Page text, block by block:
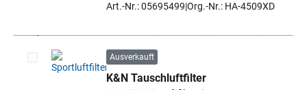
Art.-Nr.: 05695499 Org.-Nr.: HA-4509XD
Artikel auswählen
Ausverkauft
K&N Tauschluftfilter